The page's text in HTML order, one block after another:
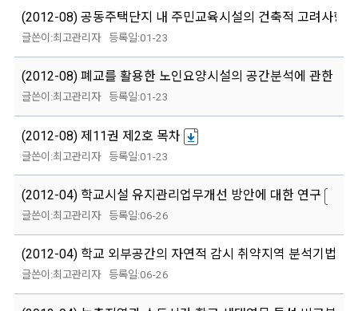
(2012-08) 공동주택단지 내 주민교육시설의 건축적 고려사항
최고관리자 01-23
(2012-08) 폐교를 활용한 노인요양시설의 공간분석에 관한 연
최고관리자 01-23
(2012-08) 제11권 제2호 목차
최고관리자 01-23
(2012-04) 학교시설 유지관리업무개선 방안에 대한 연구
최고관리자 06-26
(2012-04) 학교 외부공간의 자연적 감시 취약지역 분석기법에
최고관리자 06-26